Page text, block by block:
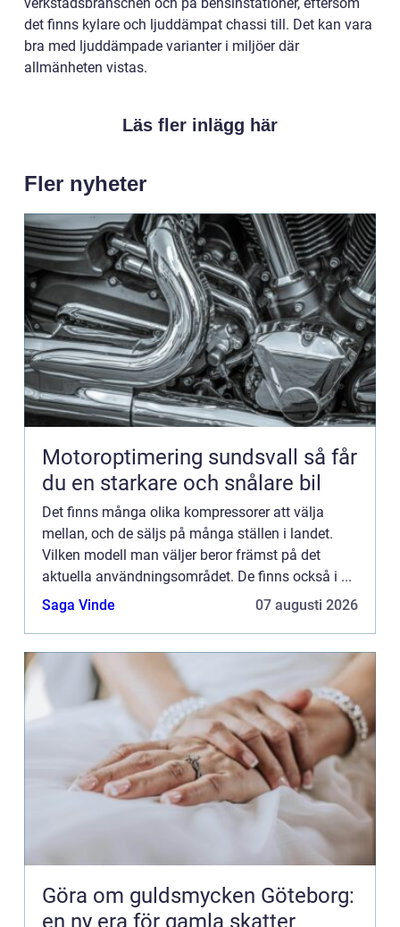
det finns kylare och ljuddämpat chassi till. Det kan vara
bra med ljuddämpade varianter i miljöer där
allmänheten vistas.
Läs fler inlägg här
Fler nyheter
Motoroptimering sundsvall så får
du en starkare och snålare bil
Det finns många olika kompressorer att välja
mellan, och de säljs på många ställen i landet.
Vilken modell man väljer beror främst på det
aktuella användningsområdet. De finns också i ...
Saga Vinde
07 augusti 2026
Göra om guldsmycken Göteborg:
en ny era för gamla skatter